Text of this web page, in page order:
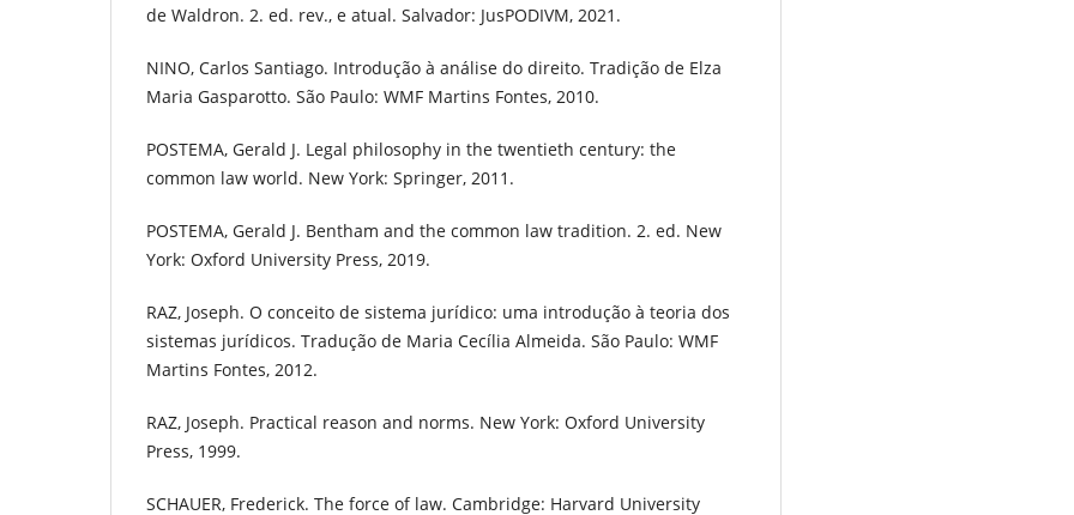
de Waldron. 2. ed. rev., e atual. Salvador: JusPODIVM, 2021.
NINO, Carlos Santiago. Introdução à análise do direito. Tradição de Elza
Maria Gasparotto. São Paulo: WMF Martins Fontes, 2010.
POSTEMA, Gerald J. Legal philosophy in the twentieth century: the
common law world. New York: Springer, 2011.
POSTEMA, Gerald J. Bentham and the common law tradition. 2. ed. New
York: Oxford University Press, 2019.
RAZ, Joseph. O conceito de sistema jurídico: uma introdução à teoria dos
sistemas jurídicos. Tradução de Maria Cecília Almeida. São Paulo: WMF
Martins Fontes, 2012.
RAZ, Joseph. Practical reason and norms. New York: Oxford University
Press, 1999.
SCHAUER, Frederick. The force of law. Cambridge: Harvard University